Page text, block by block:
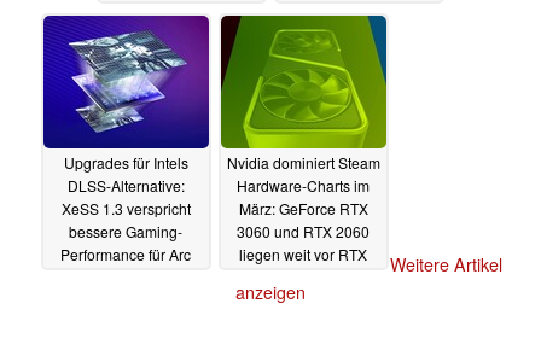
10.04.2024
Upgrades für Intels
DLSS-Alternative:
XeSS 1.3 verspricht
bessere Gaming-
Performance für Arc
Nvidia dominiert Steam
Hardware-Charts im
März: GeForce RTX
3060 und RTX 2060
liegen weit vor RTX
Weitere Artikel
anzeigen